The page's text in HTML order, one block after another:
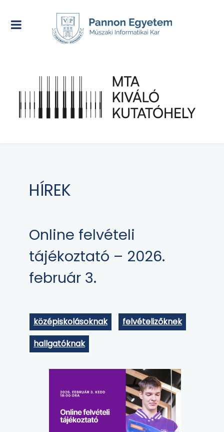
HÍREK
Online felvételi
tájékoztató – 2026.
február 3.
középiskolásoknak
felvételizőknek
hallgatóknak